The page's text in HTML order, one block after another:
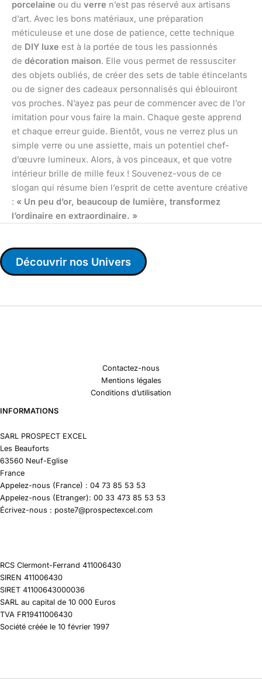
porcelaine ou du verre n’est pas réservé aux artisans
d’art. Avec les bons matériaux, une préparation
méticuleuse et une dose de patience, cette technique
de DIY luxe est à la portée de tous les passionnés
de décoration maison. Elle vous permet de ressusciter
des objets oubliés, de créer des sets de table étincelants
ou de signer des cadeaux personnalisés qui éblouiront
vos proches. N’ayez pas peur de commencer avec de l’or
imitation pour vous faire la main. Chaque geste apprend
et chaque erreur guide. Bientôt, vous ne verrez plus un
simple verre ou une assiette, mais un potentiel chef-
d’œuvre lumineux. Alors, à vos pinceaux, et que votre
intérieur brille de mille feux ! Souvenez-vous de ce
slogan qui résume bien l’esprit de cette aventure créative
: « Un peu d’or, beaucoup de lumière, transformez
l’ordinaire en extraordinaire. »
Découvrir nos Univers
Contactez-nous
Mentions légales
Conditions d’utilisation
INFORMATIONS
SARL PROSPECT EXCEL
Les Beauforts
63560 Neuf-Eglise
France
Appelez-nous (France) : 04 73 85 53 53
Appelez-nous (Etranger): 00 33 473 85 53 53
Écrivez-nous : poste7@prospectexcel.com
RCS Clermont-Ferrand 411006430
SIREN 411006430
SIRET 41100643000036
SARL au capital de 10 000 Euros
TVA FR19411006430
Société créée le 10 février 1997